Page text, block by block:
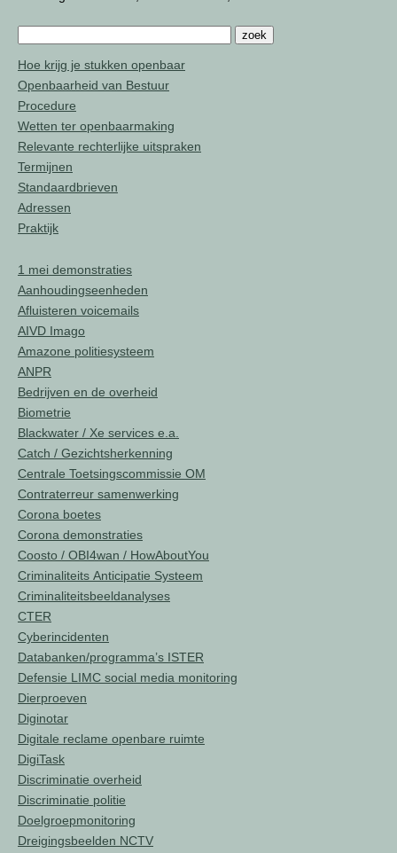
Hoe krijg je stukken openbaar
Openbaarheid van Bestuur
Procedure
Wetten ter openbaarmaking
Relevante rechterlijke uitspraken
Termijnen
Standaardbrieven
Adressen
Praktijk
1 mei demonstraties
Aanhoudingseenheden
Afluisteren voicemails
AIVD Imago
Amazone politiesysteem
ANPR
Bedrijven en de overheid
Biometrie
Blackwater / Xe services e.a.
Catch / Gezichtsherkenning
Centrale Toetsingscommissie OM
Contraterreur samenwerking
Corona boetes
Corona demonstraties
Coosto / OBI4wan / HowAboutYou
Criminaliteits Anticipatie Systeem
Criminaliteitsbeeldanalyses
CTER
Cyberincidenten
Databanken/programma’s ISTER
Defensie LIMC social media monitoring
Dierproeven
Diginotar
Digitale reclame openbare ruimte
DigiTask
Discriminatie overheid
Discriminatie politie
Doelgroepmonitoring
Dreigingsbeelden NCTV